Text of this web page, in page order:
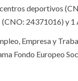
deportivos
24371016) y
Empresa y
Fondo Europeo